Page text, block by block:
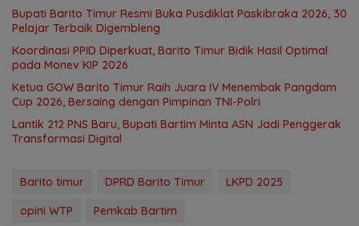
Bupati Barito Timur Resmi Buka Pusdiklat Paskibraka 2026, 30
Pelajar Terbaik Digembleng
Koordinasi PPID Diperkuat, Barito Timur Bidik Hasil Optimal
pada Monev KIP 2026
Ketua GOW Barito Timur Raih Juara IV Menembak Pangdam
Cup 2026, Bersaing dengan Pimpinan TNI-Polri
Lantik 212 PNS Baru, Bupati Bartim Minta ASN Jadi Penggerak
Transformasi Digital
Barito timur DPRD Barito Timur
LKPD 2025
opini WTP
Pemkab Bartim